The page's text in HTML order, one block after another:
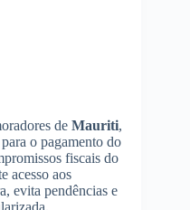
de Mauriti,
o pagamento do
fiscais do
acesso aos
evita pendências e